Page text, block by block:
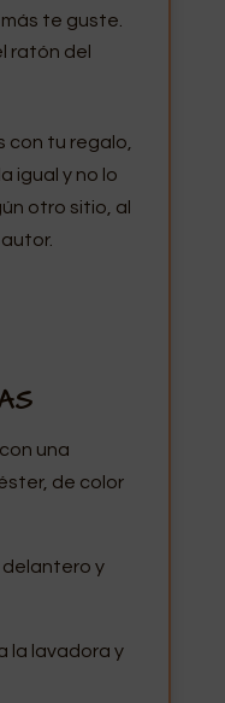
te guste.
ratón del
con tu regalo,
igual y no lo
otro sitio, al
una
de color
delantero y
la lavadora y